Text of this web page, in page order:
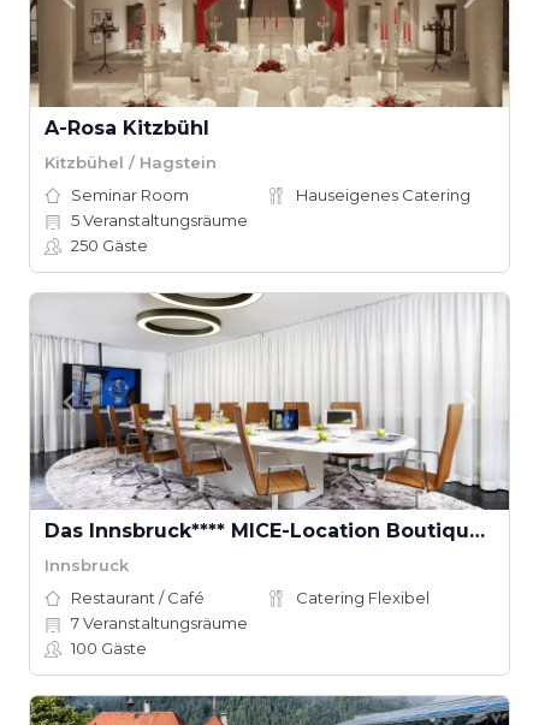
A-Rosa Kitzbühl
Kitzbühel / Hagstein
Seminar Room
Hauseigenes Catering
5Veranstaltungsräume
250 Gäste
Das Innsbruck**** MICE-Location Boutique Convention
Innsbruck
Restaurant / Café
Catering Flexibel
7Veranstaltungsräume
100 Gäste